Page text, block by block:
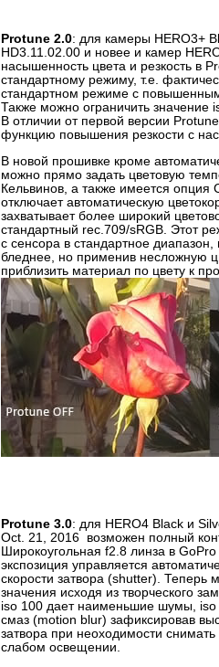
Protune 2.0: для камеры HERO3+
HD3.11.02.00 и новее и камер
насышенность цвета и резкость в
стандартному режиму, т.е.
стандартном режиме с
Также можно ограничить
В отличии от первой версии
функцию повышения резкости с
В новой прошивке кроме
можно прямо задать цветовую
Кельвинов, а также имеется опция
отключает автоматическую
захватывает более широкий
стандартный rec.709/sRGB. Этот
с сенсора в стандартное диапазон,
бледнее, но применив несложную
приблизить материал по цвету к
Protune 3.0: для HERO4 Black и
Oct. 21, 2016 возможен полный
Широкоугольная f2.8 линза в
экспозиция управляется
скорости затвора (shutter). Теперь
значения исходя из творческого
iso 100 дает наименьшие шумы, iso
смаз (motion blur) зафиксировав
затвора при неоходимости
слабом освещении.